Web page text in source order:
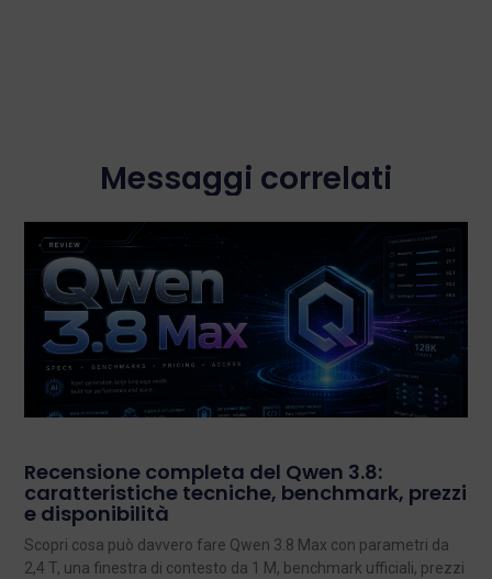
Messaggi correlati
Recensione completa del Qwen 3.8:
caratteristiche tecniche, benchmark, prezzi
e disponibilità
Scopri cosa può davvero fare Qwen 3.8 Max con parametri da
2,4 T, una finestra di contesto da 1 M, benchmark ufficiali, prezzi